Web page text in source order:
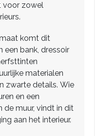
voor zowel
komt dit
een bank, dressoir
materialen
zwarte details. Wie
en een
de muur, vindt in dit
aan het interieur.